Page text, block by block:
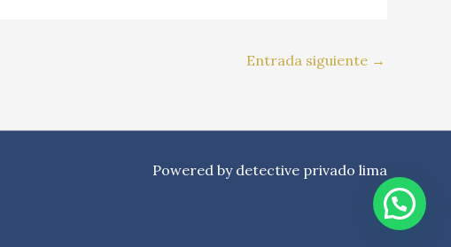
Entrada siguiente →
Powered by detective privado lima